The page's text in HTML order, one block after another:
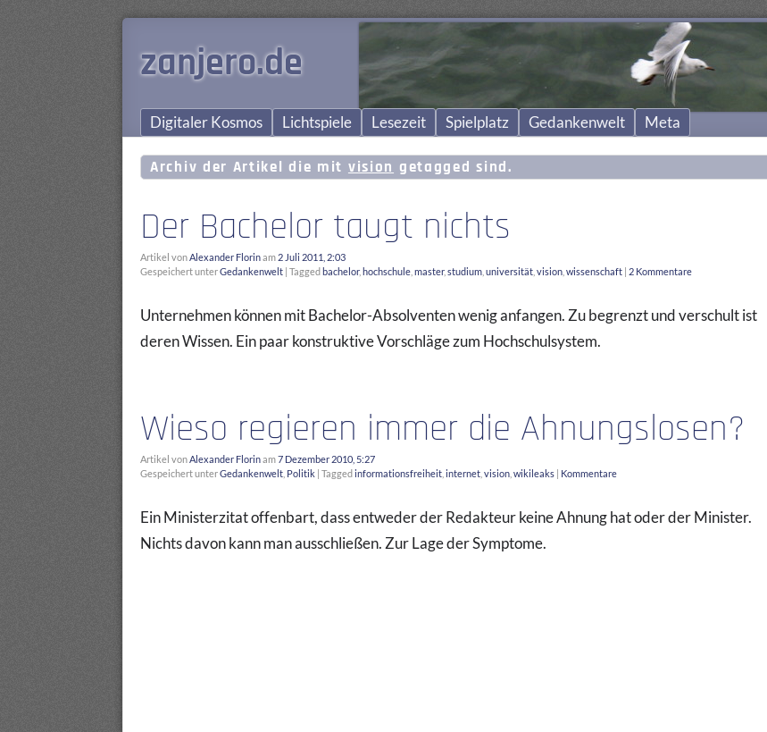
zanjero.de
Digitaler Kosmos Lichtspiele Lesezeit Spielplatz Gedankenwelt Meta
Archiv der Artikel die mit vision getagged sind.
Der Bachelor taugt nichts
Artikel vonAlexander Florinam 2 Juli 2011, 2:03
Gespeichert unterGedankenwelt | Taggedbachelor, hochschule master, studium universität vision wissenschaft | 2 Kommentare
Unternehmen können mit Bachelor-Absolventen wenig anfangen. Zu begrenzt und verschult ist
deren Wissen. Ein paar konstruktive Vorschläge zum Hochschulsystem.
Wieso regieren immer die Ahnungslosen?
Artikel vonAlexander Florinam7 Dezember 2010, 5:27
Gespeichert unterGedankenwelt Politik | Taggedinformationsfreiheit internet vision wikileaks | Kommentare
Ein Ministerzitat offenbart, dass entweder der Redakteur keine Ahnung hat oder der Minister.
Nichts davon kann man ausschließen. Zur Lage der Symptome.